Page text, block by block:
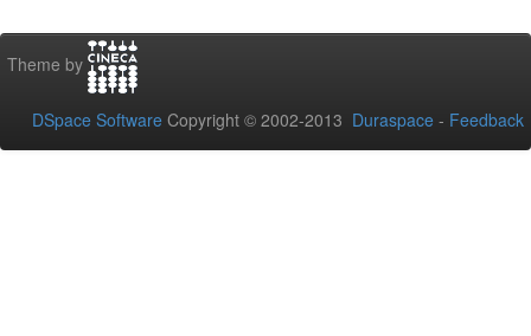
Theme by
DSpace Software Copyright © 2002-2013 Duraspace - Feedback